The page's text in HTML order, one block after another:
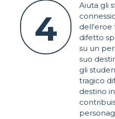
4
Aiuta gli
dell'eroe
difetto
su un
suo
gli
tragico
destino